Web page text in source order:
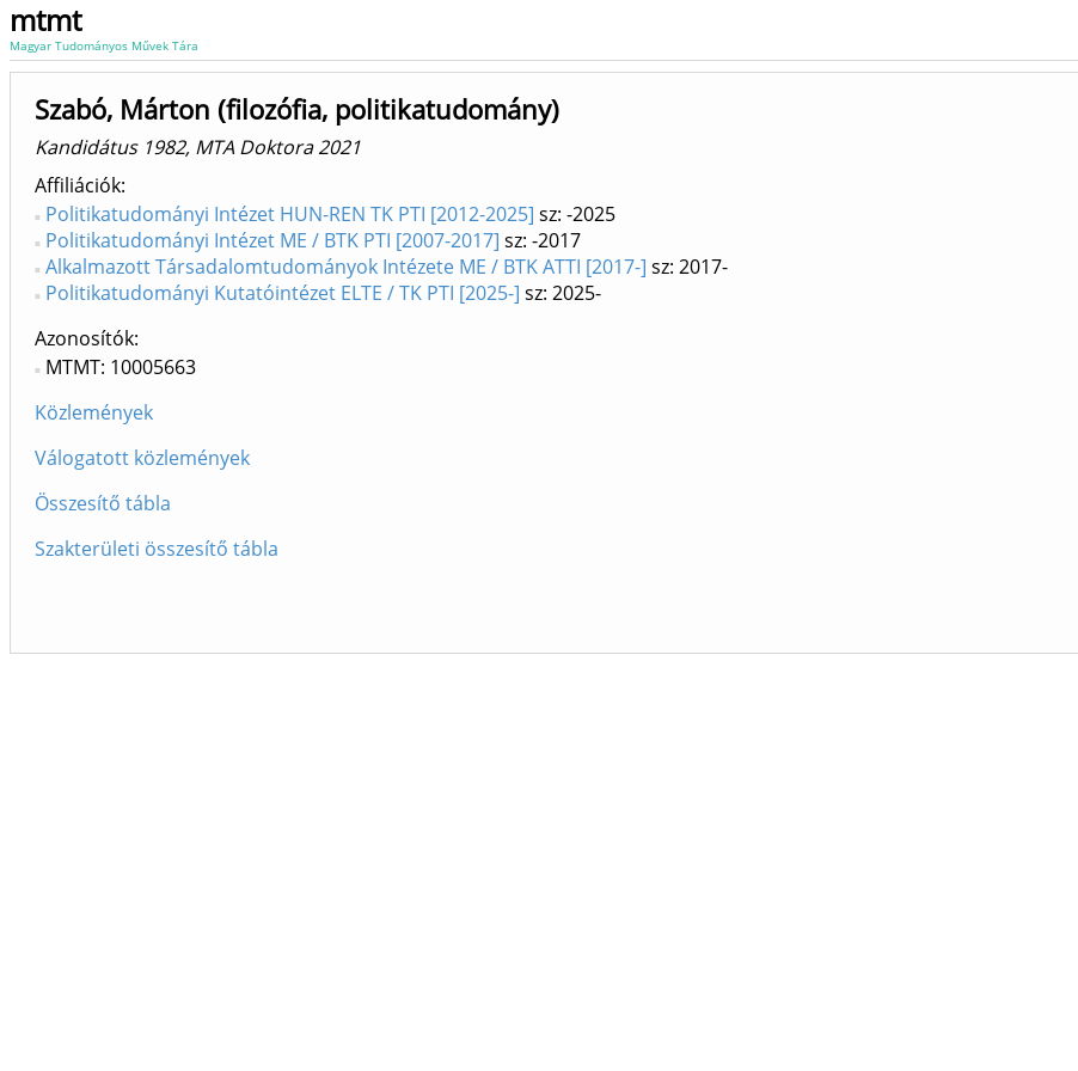
mtmt
Magyar Tudományos Művek Tára
Szabó, Márton (filozófia, politikatudomány)
Kandidátus 1982, MTA Doktora 2021
Affiliációk
Politikatudományi Intézet HUN-REN TK PTI [2012-2025] sz: -2025
Politikatudományi Intézet ME / BTK PTI [2007-2017] sz: -2017
Alkalmazott Társadalomtudományok Intézete ME / BTK ATTI [2017-] sz: 2017-
Politikatudományi Kutatóintézet ELTE / TK PTI [2025-] sz: 2025-
Azonosítók
MTMT: 10005663
Közlemények
Válogatott közlemények
Összesítő tábla
Szakterületi összesítő tábla